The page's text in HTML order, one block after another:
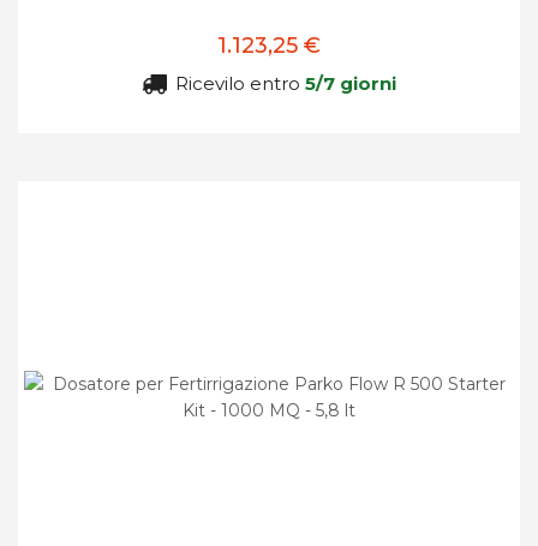
1.123,25 €
Ricevilo entro 5/7 giorni